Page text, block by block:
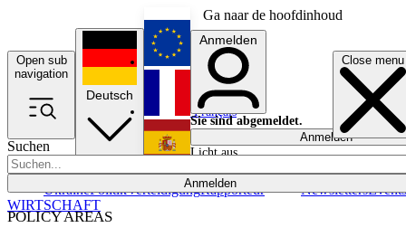
Ga naar de hoofdinhoud
Open sub
navigation
Close menu
Suchen
Anmelden
POLICY AREAS
UkrainePolitikVerteidigungRapporteur NewslettersEvents
Deutsch
English
Français
Anmelden
Sie sind abgemeldet.
Anmelden
Licht aus
WIRTSCHAFT